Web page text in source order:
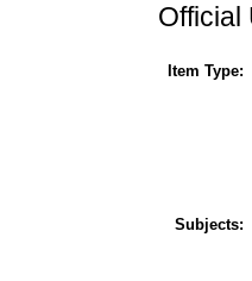
Official
Item Type:
Subjects: